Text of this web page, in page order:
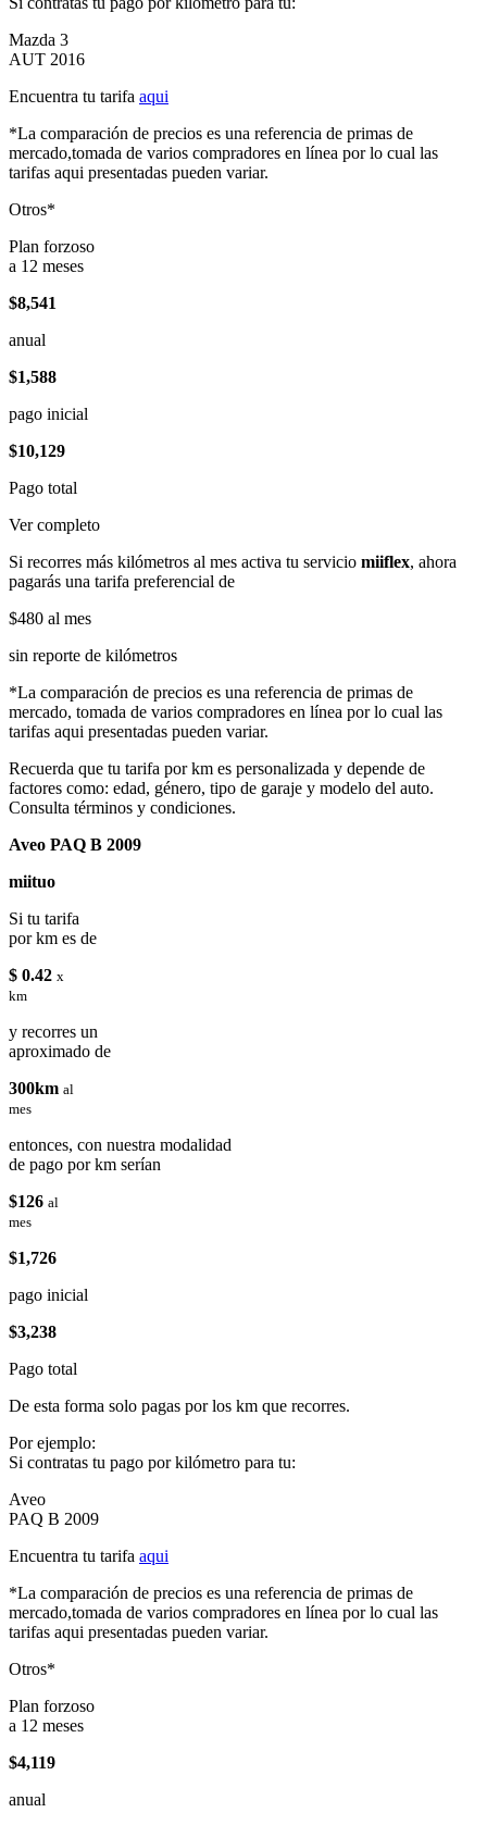
Mazda 3
AUT 2016
Encuentra tu tarifa aqui
*La comparación de precios es una referencia de primas de
mercado,tomada de varios compradores en línea por lo cual las
tarifas aqui presentadas pueden variar.
Otros*
Plan forzoso
a 12 meses
$8,541
anual
$1,588
pago inicial
$10,129
Pago total
Ver completo
Si recorres más kilómetros al mes activa tu servicio miiflex, ahora
pagarás una tarifa preferencial de
$480 al mes
sin reporte de kilómetros
*La comparación de precios es una referencia de primas de
mercado, tomada de varios compradores en línea por lo cual las
tarifas aqui presentadas pueden variar.
Recuerda que tu tarifa por km es personalizada y depende de
factores como: edad, género, tipo de garaje y modelo del auto.
Consulta términos y condiciones.
Aveo PAQ B 2009
miituo
Si tu tarifa
por km es de
$ 0.42 x
km
y recorres un
aproximado de
300km al
mes
entonces, con nuestra modalidad
de pago por km serían
$126 al
mes
$1,726
pago inicial
$3,238
Pago total
De esta forma solo pagas por los km que recorres.
Por ejemplo:
Si contratas tu pago por kilómetro para tu:
Aveo
PAQ B 2009
Encuentra tu tarifa aqui
*La comparación de precios es una referencia de primas de
mercado,tomada de varios compradores en línea por lo cual las
tarifas aqui presentadas pueden variar.
Otros*
Plan forzoso
a 12 meses
$4,119
anual